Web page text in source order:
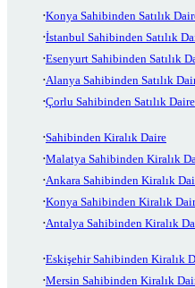
Konya Sahibinden Satılık
İstanbul Sahibinden Satılık
Esenyurt Sahibinden Satılık
Alanya Sahibinden Satılık
Çorlu Sahibinden Satılık Daire
Sahibinden Kiralık Daire
Malatya Sahibinden Kiralık
Ankara Sahibinden Kiralık
Konya Sahibinden Kiralık
Antalya Sahibinden Kiralık
Eskişehir Sahibinden Kiralık
Mersin Sahibinden Kiralık